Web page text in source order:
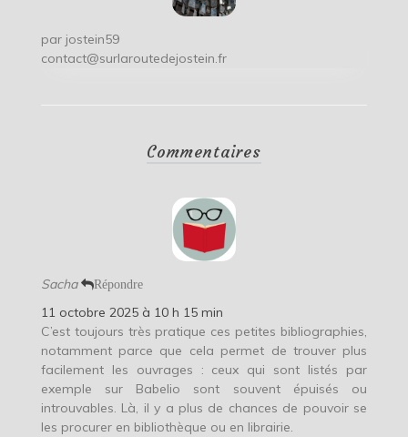
par jostein59
contact@surlaroutedejostein.fr
Commentaires
Sacha Répondre
11 octobre 2025 à 10 h 15 min
C’est toujours très pratique ces petites bibliographies,
notamment parce que cela permet de trouver plus
facilement les ouvrages : ceux qui sont listés par
exemple sur Babelio sont souvent épuisés ou
introuvables. Là, il y a plus de chances de pouvoir se
les procurer en bibliothèque ou en librairie.